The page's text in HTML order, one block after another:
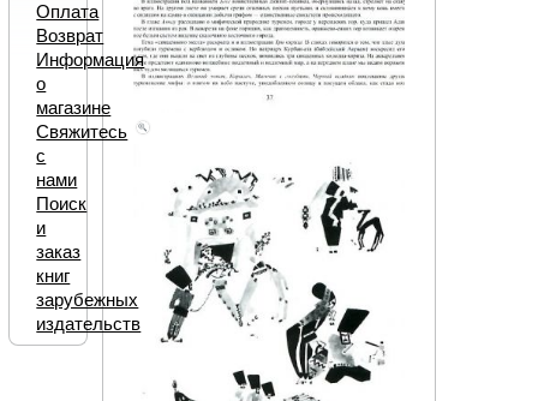
Оплата
Возврат
Информация
о
магазине
Свяжитесь
с
нами
Поиск
и
заказ
книг
зарубежных
издательств